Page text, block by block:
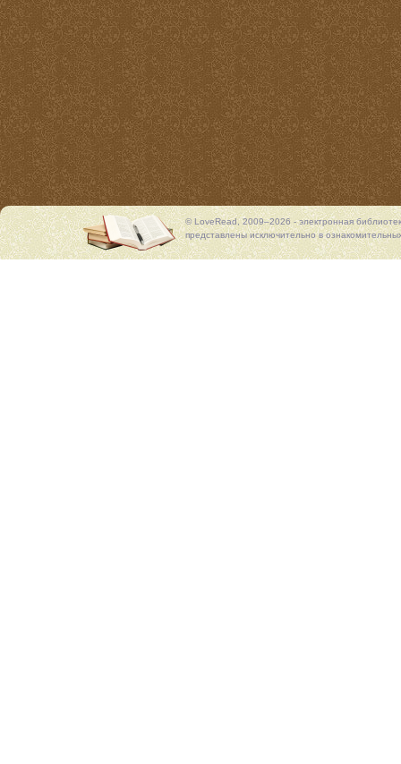
© LoveRead, 2009–2026 - электронная
представлены исключительно в